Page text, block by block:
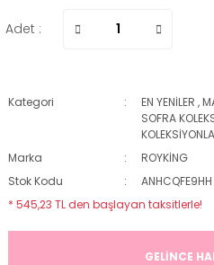
Adet :
Kategori EN YENİLER ,
SOFRA
Marka
ROYKİNG
Stok Kodu
ANHCQFE9HH
* 545,23 TL den başlayan taksitlerle!
GELİNCE